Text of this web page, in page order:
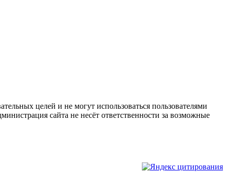
целей и не могут использоваться пользователями
сайта не несёт ответственности за возможные